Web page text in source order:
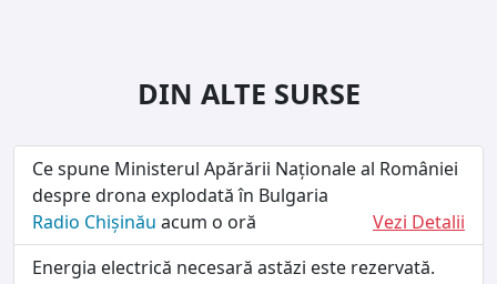
DIN ALTE SURSE
Ce spune Ministerul Apărării Naționale al României
despre drona explodată în Bulgaria
Radio Chișinău acum o oră
Vezi Detalii
Energia electrică necesară astăzi este rezervată.